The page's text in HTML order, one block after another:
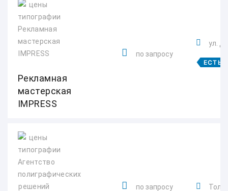
Рекламная
мастерская
IMPRESS
по запросу
ул.
ЕСТЬ
по запросу